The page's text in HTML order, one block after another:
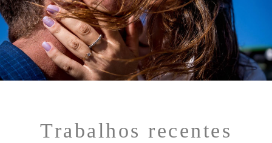
Trabalhos recentes